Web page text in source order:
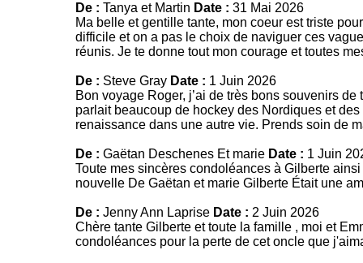
De : Tanya et Martin Date : 31 Mai 2026
Ma belle et gentille tante, mon coeur est triste
difficile et on a pas le choix de naviguer ces
réunis. Je te donne tout mon courage et toutes
De : Steve Gray Date : 1 Juin 2026
Bon voyage Roger, j’ai de très bons souvenirs
parlait beaucoup de hockey des Nordiques et
renaissance dans une autre vie. Prends soin de
De : Gaëtan Deschenes Et marie Date : 1 Juin
Toute mes sincères condoléances à Gilberte
nouvelle De Gaëtan et marie Gilberte Était une
De : Jenny Ann Laprise Date : 2 Juin 2026
Chère tante Gilberte et toute la famille , moi et
condoléances pour la perte de cet oncle que